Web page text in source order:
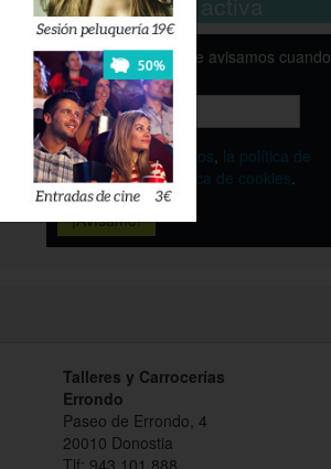
Déjanos tu email y te avisamos cuando
esté disponible
Acepto lostérminos, la política de
privacidadyla política de cookies.
Talleres y Carrocerías
Errondo
Paseo de Errondo, 4
20010 Donostia